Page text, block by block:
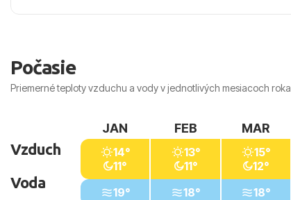
Počasie
Priemerné teploty vzduchu a vody v jednotlivých mesiacoch roka
Vzduch
Voda
JAN
14°
11°
19°
FEB
13°
11°
18°
MAR
15°
12°
18°